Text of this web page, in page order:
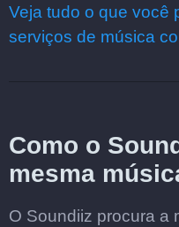
Veja tudo o que você
serviços de música
Como o
mesma
O Soundiiz procura a